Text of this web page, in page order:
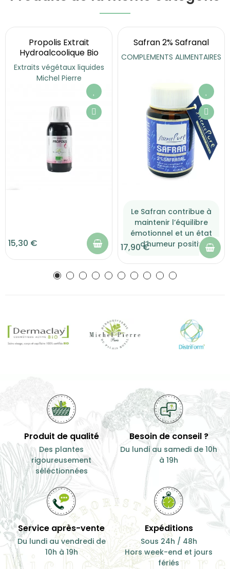
Propolis Extrait
Hydroalcoolique Bio
Extraits végétaux liquides
Michel Pierre
15,30 €
Safran 2% Safranal
COMPLEMENTS ALIMENTAIRES
Le Safran contribue à
maintenir l’équilibre
émotionnel et un état
d’humeur positif.
17,90 €
Produit de qualité
Des plantes
rigoureusement
séléctionnées
Besoin de conseil ?
Du lundi au samedi de 10h
à 19h
Service après-vente
Du lundi au vendredi de
10h à 19h
Expéditions
Sous 24h / 48h
Hors week-end et jours
fériés